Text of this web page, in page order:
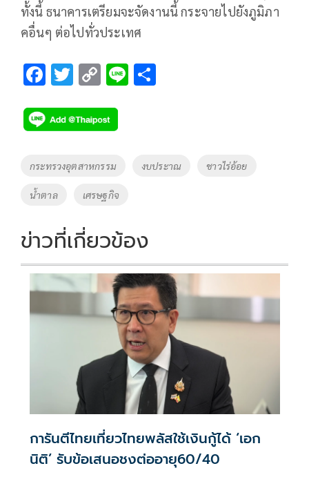
ทั้งนี้ ธนาคารเตรียมจะจัดงานนี้ กระจายไปยังภูมิภา
คอื่นๆ ต่อไปทั่วประเทศ
F
e
b
o
k
T
tt
er
C
p
y
Li
n
k
Li
Tags
กระทรวงอุตสาหกรรม งบประาณ ชาวไร่อ้อย
น้ำตาล เศรษฐกิจ
ข่าวที่เกี่ยวข้อง
การันตีไทยเที่ยวไทยพลัสใช้เงินกู้ได้ ‘เอก
นิติ’ รับข้อเสนอชงต่ออายุ60/40